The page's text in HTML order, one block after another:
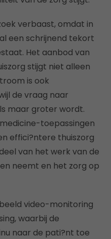
verbaast, omdat in
een schrijnend tekort
Het aanbod van
stijgt niet alleen
is ook
de vraag naar
maar groter wordt.
toepassingen
effici?ntere thuiszorg
van het werk van de
neemt en het zorg op
video-monitoring
waarbij de
naar de pati?nt toe